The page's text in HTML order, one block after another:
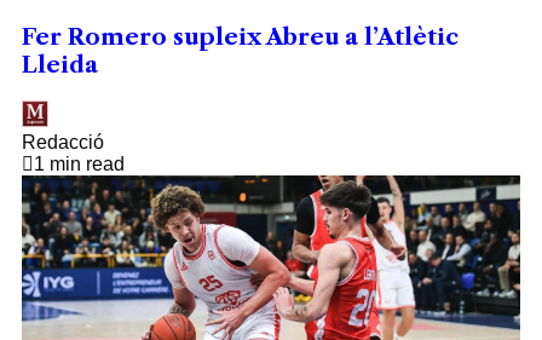
Fer Romero supleix Abreu a l’Atlètic
Lleida
Redacció
1 min read